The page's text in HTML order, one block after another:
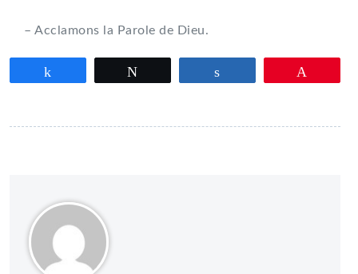
– Acclamons la Parole de Dieu.